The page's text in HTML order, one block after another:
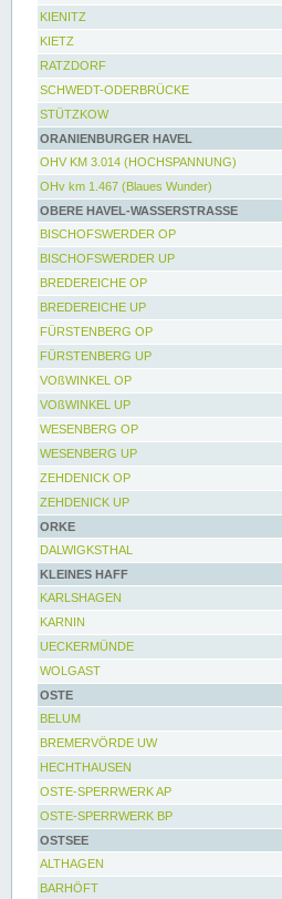
KIENITZ
KIETZ
RATZDORF
SCHWEDT-ODERBRÜCKE
STÜTZKOW
ORANIENBURGER HAVEL
OHV KM 3.014 (HOCHSPANNUNG)
OHv km 1.467 (Blaues Wunder)
OBERE HAVEL-WASSERSTRASSE
BISCHOFSWERDER OP
BISCHOFSWERDER UP
BREDEREICHE OP
BREDEREICHE UP
FÜRSTENBERG OP
FÜRSTENBERG UP
VOßWINKEL OP
VOßWINKEL UP
WESENBERG OP
WESENBERG UP
ZEHDENICK OP
ZEHDENICK UP
ORKE
DALWIGKSTHAL
KLEINES HAFF
KARLSHAGEN
KARNIN
UECKERMÜNDE
WOLGAST
OSTE
BELUM
BREMERVÖRDE UW
HECHTHAUSEN
OSTE-SPERRWERK AP
OSTE-SPERRWERK BP
OSTSEE
ALTHAGEN
BARHÖFT